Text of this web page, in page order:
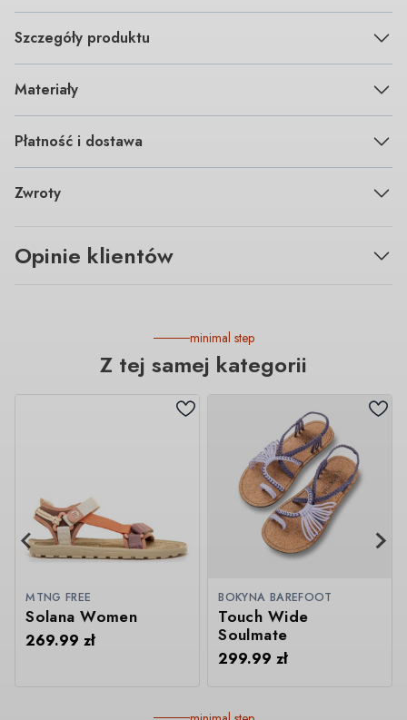
Szczegóły produktu
Materiały
Płatność i dostawa
Zwroty
Opinie klientów
minimal step
Z tej samej kategorii
MTNG FREE
Solana Women
269.99zł
BOKYNA BAREFOOT
Touch Wide
Soulmate
299.99zł